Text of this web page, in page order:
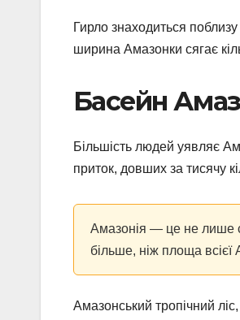
Гирло знаходиться
ширина Амазонки сягає
Басейн
Більшість людей уявляє
приток, довших за тисячу
Амазонія — це не лише
більше, ніж площа всієї
Амазонський тропічний